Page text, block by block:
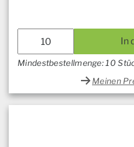
In
Mindestbestellmenge: 10
Meinen